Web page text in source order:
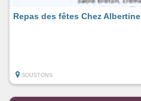
Repas des fêtes Chez Albertine
SOUSTONS